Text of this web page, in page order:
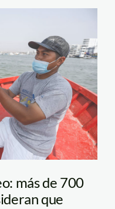
más de 700
que